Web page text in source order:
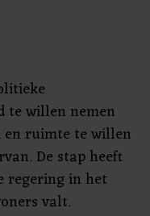
te willen nemen
ruimte te willen
De stap heeft
regering in het
valt.